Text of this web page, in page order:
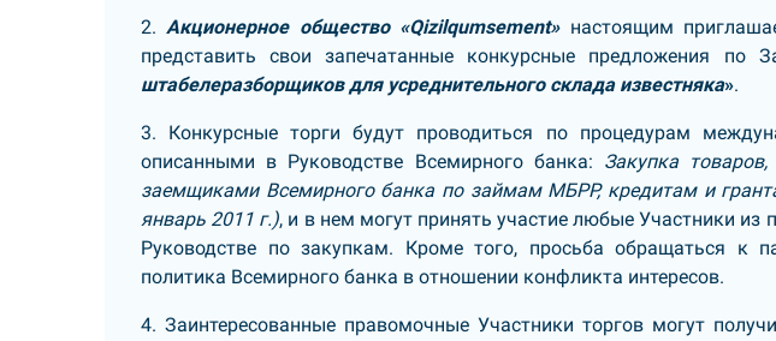
2.Акционерное общество «Qizilqumsement»настоящим
представить свои запечатанные конкурсные предложения по
штабелеразборщиков для усреднительного склада известняка».
3. Конкурсные торги будут проводиться по процедурам
описанными в Руководстве Всемирного банка: Закупка
заемщиками Всемирного банка по займам МБРР, кредитам и
январь 2011 г.), и в нем могут принять участие любые Участники из
Руководстве по закупкам. Кроме того, просьба обращаться к
политика Всемирного банка в отношении конфликта интересов.
4. Заинтересованные правомочные Участники торгов могут